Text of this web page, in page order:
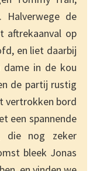
Halverwege de
aftrekaanval op
en liet daarbij
in de kou
de partij rustig
vertrokken bord
een spannende
nog zeker
bleek Jonas